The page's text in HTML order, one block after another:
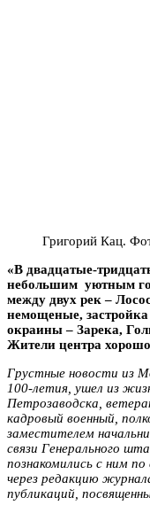
Григорий Кац.
«В двадцатые-
небольшим уютным
между двух рек –
немощеные,
окраины – Зарека,
Жители центра хорошо
Грустные новости из
100-летия, ушел из
Петрозаводска,
кадровый военный,
заместителем
связи Генерального
познакомились с ним
через редакцию
публикаций,